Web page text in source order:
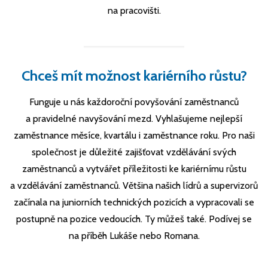
na pracovišti.
Chceš mít možnost kariérního růstu?
Funguje u nás každoroční povyšování zaměstnanců
a pravidelné navyšování mezd. Vyhlašujeme nejlepší
zaměstnance měsíce, kvartálu i zaměstnance roku. Pro naši
společnost je důležité zajišťovat vzdělávání svých
zaměstnanců a vytvářet příležitosti ke kariérnímu růstu
a vzdělávání zaměstnanců. Většina našich lídrů a supervizorů
začínala na juniorních technických pozicích a vypracovali se
postupně na pozice vedoucích. Ty můžeš také. Podívej se
na příběh Lukáše nebo Romana.